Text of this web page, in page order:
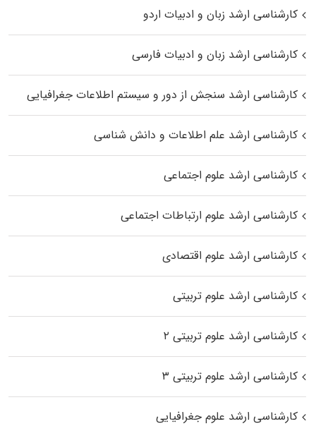
کارشناسی ارشد زبان و ادبیات اردو
کارشناسی ارشد زبان و ادبیات فارسی
کارشناسی ارشد سنجش از دور و سیستم اطلاعات جغرافیایی
کارشناسی ارشد علم اطلاعات و دانش شناسی
کارشناسی ارشد علوم اجتماعی
کارشناسی ارشد علوم ارتباطات اجتماعی
کارشناسی ارشد علوم اقتصادی
کارشناسی ارشد علوم تربیتی
کارشناسی ارشد علوم تربیتی ۲
کارشناسی ارشد علوم تربیتی ۳
کارشناسی ارشد علوم جغرافیایی